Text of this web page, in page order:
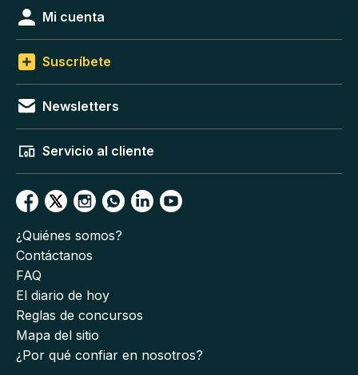
Mi cuenta
Suscríbete
Newsletters
Servicio al cliente
¿Quiénes somos?
Contáctanos
FAQ
El diario de hoy
Reglas de concursos
Mapa del sitio
¿Por qué confiar en nosotros?